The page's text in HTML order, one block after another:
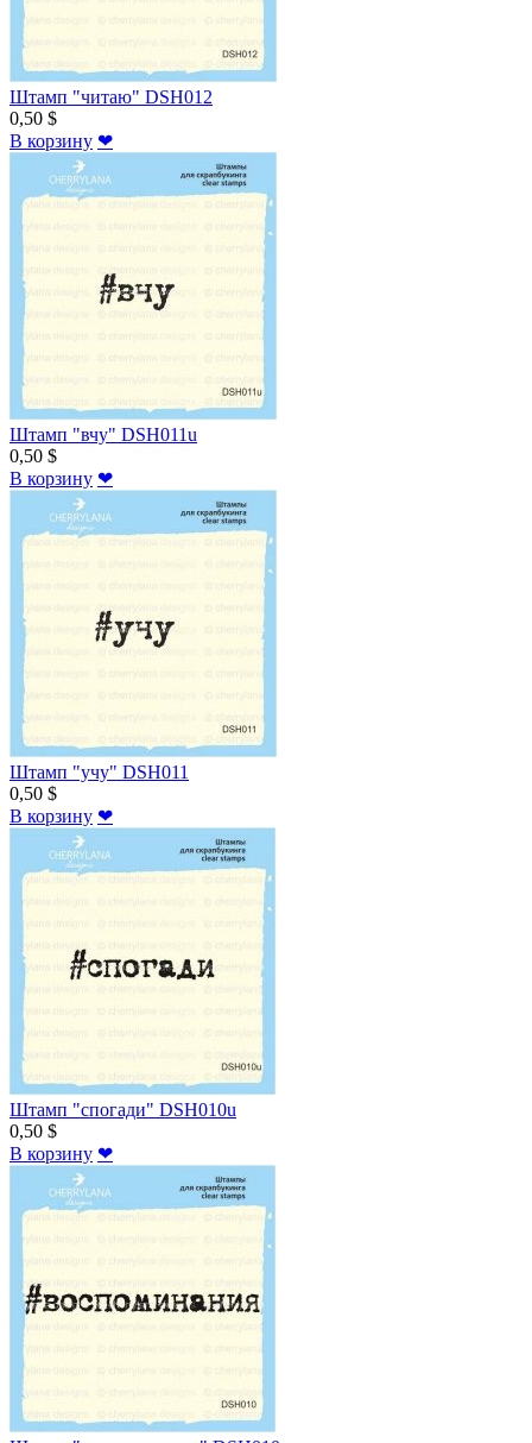
Штамп "читаю" DSH012
0,50 $
В корзину ❤
Штамп "вчу" DSH011u
0,50 $
В корзину ❤
Штамп "учу" DSH011
0,50 $
В корзину ❤
Штамп "спогади" DSH010u
0,50 $
В корзину ❤